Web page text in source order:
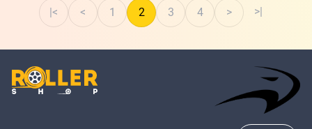
|< < 1 2 3 4 > >|